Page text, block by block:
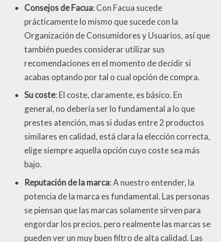
Consejos de Facua: Con Facua sucede
prácticamente lo mismo que sucede con la
Organización de Consumidores y Usuarios, así que
también puedes considerar utilizar sus
recomendaciones en el momento de decidir si
acabas optando por tal o cual opción de compra.
Su coste: El coste, claramente, es básico. En
general, no debería ser lo fundamental a lo que
prestes atención, mas si dudas entre 2 productos
similares en calidad, está clara la elección correcta,
elige siempre aquella opción cuyo coste sea más
bajo.
Reputación de la marca: A nuestro entender, la
potencia de la marca es fundamental. Las personas
se piensan que las marcas solamente sirven para
engordar los precios, pero realmente las marcas se
pueden ver un muy buen filtro de alta calidad. Las